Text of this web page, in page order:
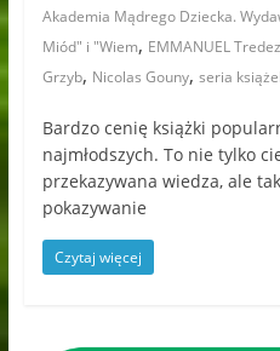
Akademia Mądrego Dziecka.
Miód" i "Wiem, EMMANUEL Tredez
Grzyb, Nicolas Gouny, seria
Bardzo cenię książki
najmłodszych. To nie tylko
przekazywana wiedza, ale
pokazywanie
Czytaj więcej